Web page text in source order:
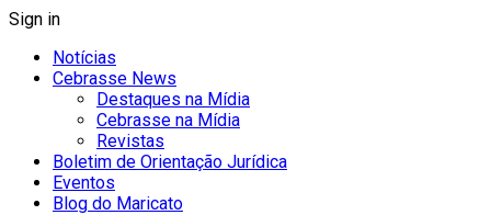
Sign in
Notícias
Cebrasse News
Destaques na Mídia
Cebrasse na Mídia
Revistas
Boletim de Orientação Jurídica
Eventos
Blog do Maricato